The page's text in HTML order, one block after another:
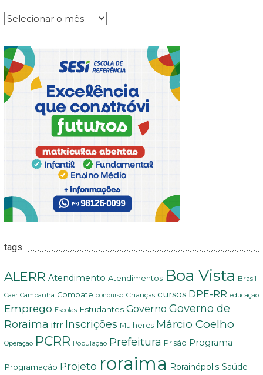
Arquivos
tags
ALERR Atendimento Atendimentos Boa Vista Brasil
Caer Campanha Combate concurso Crianças cursos DPE-RR educação
Emprego Escolas Estudantes Governo Governo de
Roraima ifrr Inscrições Mulheres Márcio Coelho
Operação PCRR População Prefeitura Prisão Programa
Programação Projeto roraima Rorainópolis Saúde